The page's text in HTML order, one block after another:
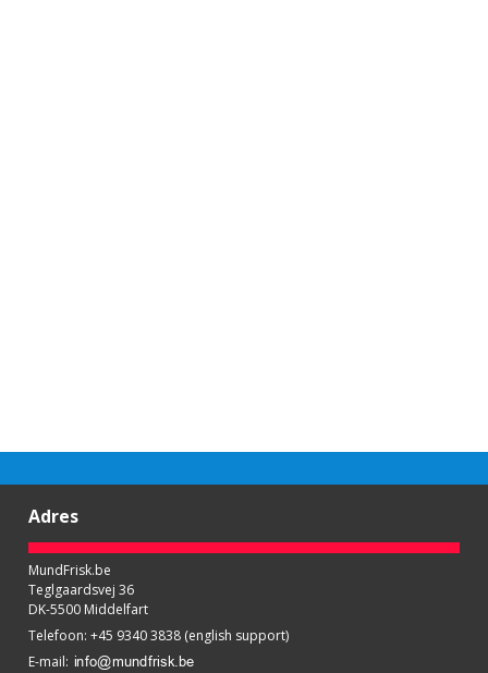
Adres
MundFrisk.be
Teglgaardsvej 36
DK-5500 Middelfart
Telefoon: +45 9340 3838 (english support)
E-mail: